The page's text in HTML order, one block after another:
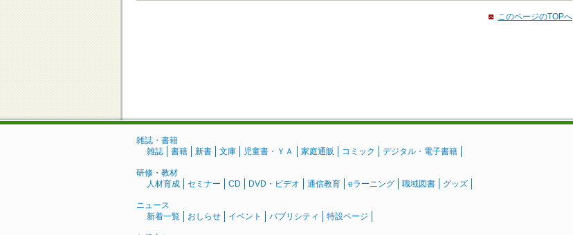
このページのTOPへ
雑誌・書籍
雑誌
書籍 新書 文庫 児童書・ＹＡ 家庭通販 コミック デジタル・電子書籍
研修・教材
人材育成
セミナー CD DVD・ビデオ 通信教育 eラーニング 職域図書 グッズ
ニュース
新着一覧
おしらせ イベント パブリシティ 特設ページ